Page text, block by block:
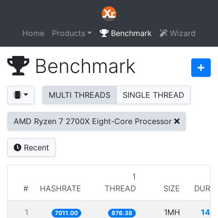
Home Products Benchmark Wizard
Benchmark
MULTI THREADS SINGLE THREAD
AMD Ryzen 7 2700X Eight-Core Processor
Recent
# HASHRATE
1
THREAD
SIZE
1 7011.00 876.38 1MH